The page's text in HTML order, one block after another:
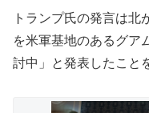
トランプ氏の発言は北
を米軍基地のあるグア
討中」と発表したこと